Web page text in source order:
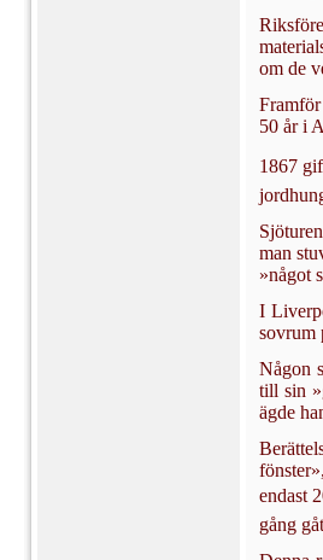
om de
50 år i
1867
man
»något
I
sovrum
Någon
till sin
ägde
endast
gång